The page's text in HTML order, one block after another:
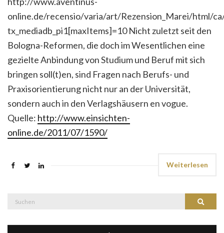
online.de/recensio/varia/art/Rezension_Marei/html/
tx_mediadb_pi1[maxItems]=10 Nicht zuletzt seit den
Bologna-Reformen, die doch im Wesentlichen eine
gezielte Anbindung von Studium und Beruf mit sich
bringen soll(t)en, sind Fragen nach Berufs- und
Praxisorientierung nicht nur an der Universität,
sondern auch in den Verlagshäusern en vogue.
Quelle: http://www.einsichten-
online.de/2011/07/1590/
Weiterlesen
Suchen